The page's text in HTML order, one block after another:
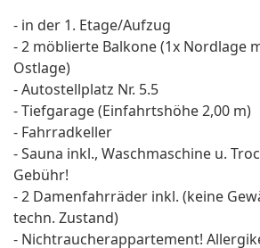
- in der 1. Etage/Aufzug
- 2 möblierte Balkone (1x Nordlage
Ostlage)
- Autostellplatz Nr. 5.5
- Tiefgarage (Einfahrtshöhe 2,00 m)
- Fahrradkeller
- Sauna inkl., Waschmaschine u.
Gebühr!
- 2 Damenfahrräder inkl. (keine
techn. Zustand)
- Nichtraucherappartement!